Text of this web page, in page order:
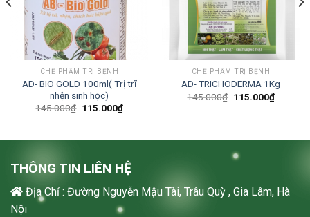
CHẾ PHẨM TRỊ BỆNH
AD- BIO GOLD 100ml( Trị trĩ
nhện sinh học)
145.000₫ Original
115.000₫Current
price
CHẾ PHẨM TRỊ BỆNH
AD- TRICHODERMA 1Kg
145.000₫ Original
115.000₫Current
price
THÔNG TIN LIÊN HỆ
Địa Chỉ : Đường Nguyễn Mậu Tài, Trâu Quỳ , Gia Lâm, Hà
Nội